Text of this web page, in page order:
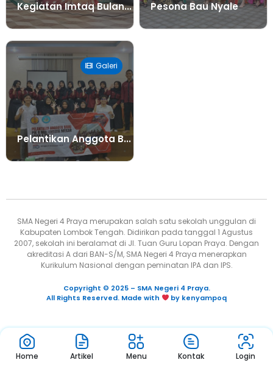
Kegiatan Imtaq Bulan... Pesona Bau Nyale
Galeri
Pelantikan Anggota B...
SMA Negeri 4 Praya merupakan salah satu sekolah unggulan di
Kabupaten Lombok Tengah. Didirikan pada tanggal 1 Agustus
2007, sekolah ini beralamat di Jl. Tuan Guru Lopan Praya. Dengan
akreditasi A dari BAN-S/M, SMA Negeri 4 Praya menerapkan
Kurikulum Nasional dengan peminatan IPA dan IPS.
Copyright © 2025 – SMA Negeri 4 Praya.
All Rights Reserved. Made with
by kenyampoq
Home Artikel Menu Kontak Login